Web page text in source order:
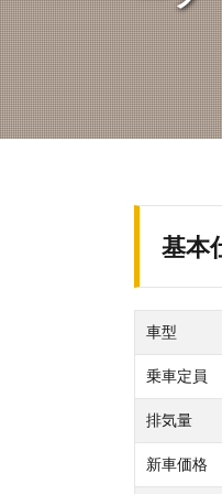
基本
車型
乗車定員
排気量
新車価格